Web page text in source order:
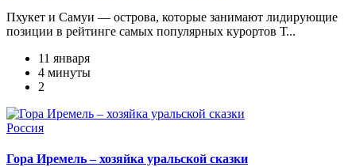
Пхукет и Самуи — острова, которые занимают лидирующие
позиции в рейтинге самых популярных курортов Т...
11 января
4 минуты
2
Россия
Гора Иремель – хозяйка уральской сказки